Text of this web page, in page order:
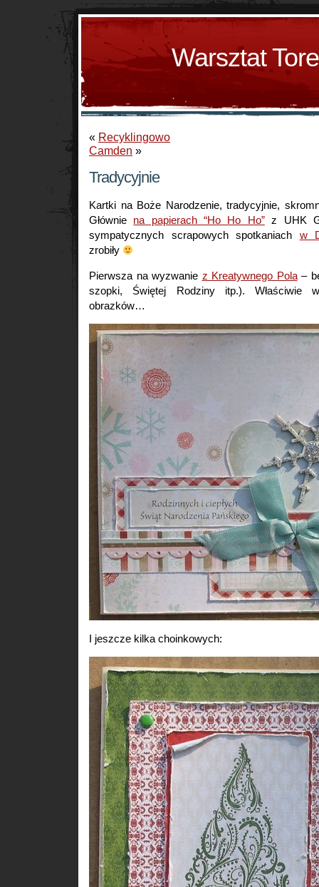
Warsztat
« Recyklingowo
Camden »
Tradycyjnie
Kartki na Boże Narodzenie, tradycyjnie,
Głównie na papierach “Ho Ho Ho”z UHK
sympatycznych scrapowych spotkaniach w
zrobiły
Pierwsza na wyzwanie z Kreatywnego Pola–
szopki, Świętej Rodziny itp.). Właściwie
obrazków…
I jeszcze kilka choinkowych: